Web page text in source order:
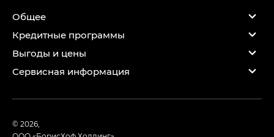
Общее
Кредитные программы
Выгоды и цены
Сервисная информация
© 2026,